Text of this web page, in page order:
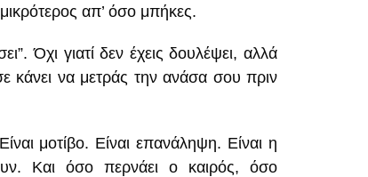
απ’ όσο μπήκες.
Όχι γιατί δεν έχεις δουλέψει, αλλά
κάνει να μετράς την ανάσα σου πριν
μοτίβο. Είναι επανάληψη. Είναι η
Και όσο περνάει ο καιρός, όσο